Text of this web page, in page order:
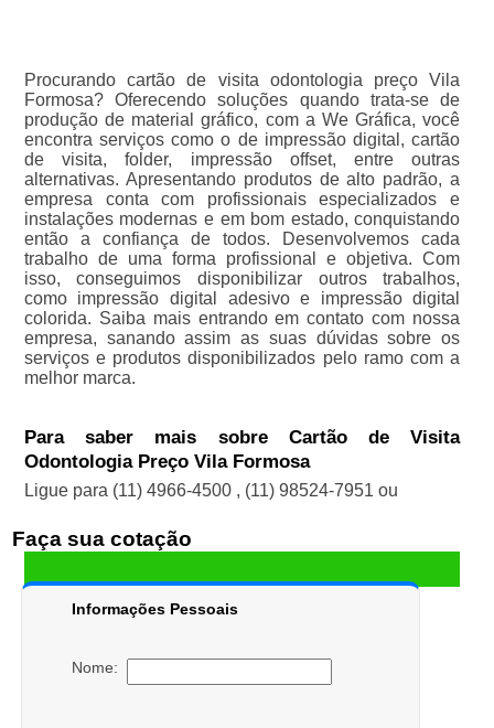
Procurando cartão de visita odontologia preço Vila
Formosa? Oferecendo soluções quando trata-se de
produção de material gráfico, com a We Gráfica, você
encontra serviços como o de impressão digital, cartão
de visita, folder, impressão offset, entre outras
alternativas. Apresentando produtos de alto padrão, a
empresa conta com profissionais especializados e
instalações modernas e em bom estado, conquistando
então a confiança de todos. Desenvolvemos cada
trabalho de uma forma profissional e objetiva. Com
isso, conseguimos disponibilizar outros trabalhos,
como impressão digital adesivo e impressão digital
colorida. Saiba mais entrando em contato com nossa
empresa, sanando assim as suas dúvidas sobre os
serviços e produtos disponibilizados pelo ramo com a
melhor marca.
Para saber mais sobre Cartão de Visita
Odontologia Preço Vila Formosa
Ligue para (11) 4966-4500 , (11) 98524-7951 ou
Faça sua cotação
Informações Pessoais
Nome: